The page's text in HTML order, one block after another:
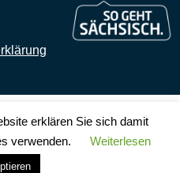
erklären Sie sich damit
verwenden.
Weiterlesen